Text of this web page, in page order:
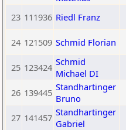
23 111936 Riedl Franz
24 121509 Schmid Florian
25 123424 Schmid
Michael DI
26 139445 Standhartinger
Bruno
27 141457 Standhartinger
Gabriel